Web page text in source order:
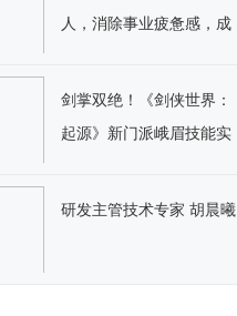
人，消除事业疲惫感，成
剑掌双绝！《剑侠世界：
起源》新门派峨眉技能实
研发主管技术专家 胡晨曦